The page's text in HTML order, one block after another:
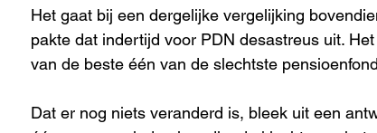
Het gaat bij een dergelijke vergelijking
pakte dat indertijd voor PDN desastreus uit.
van de beste één van de slechtste
Dat er nog niets veranderd is, bleek uit een